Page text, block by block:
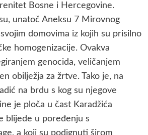
Bosne i Hercegovine.
unatoč Aneksu 7 Mirovnog
domovima iz kojih su prisilno
homogenizacije. Ovakva
genocida, veličanjem
obilježja za žrtve. Tako je, na
na brdu s kog su njegove
je ploča u čast Karadžića
blijede u poređenju s
a koji su podignuti širom